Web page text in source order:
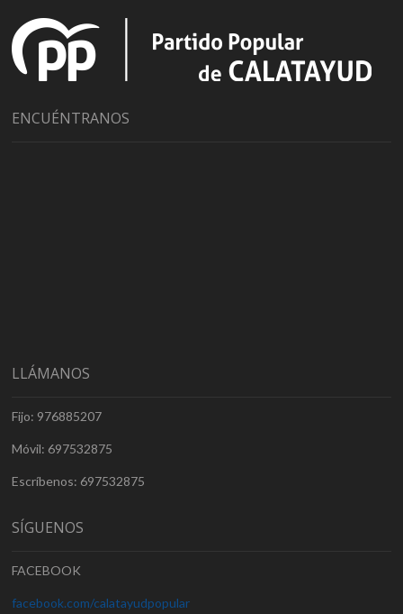
ENCUÉNTRANOS
LLÁMANOS
Fijo: 976885207
Móvil: 697532875
Escríbenos: 697532875
SÍGUENOS
FACEBOOK
facebook.com/calatayudpopular